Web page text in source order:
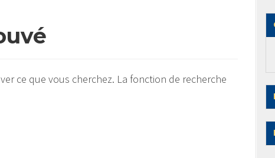
ce que vous cherchez. La fonction de recherche